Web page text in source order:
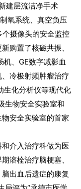
建层流洁净手术
氧系统、真空负压
摄像头的安全监控
购置了核磁共振、
机、GE数字减影血
冷极射频肿瘤治疗
生化分析仪等现代化
生物安全实验室和
安全实验室的首家
介入治疗科做为医
溶栓治疗脑梗塞、
出血后遗症的康复